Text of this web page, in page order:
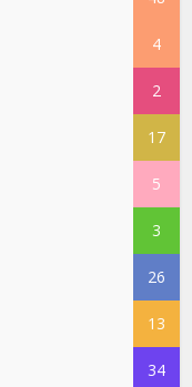
4
2
17
5
3
26
13
34